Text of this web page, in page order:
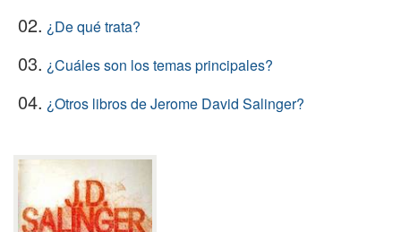
02. ¿De qué trata?
03. ¿Cuáles son los temas principales?
04. ¿Otros libros de Jerome David Salinger?